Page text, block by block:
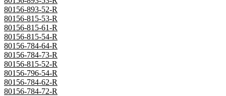
80156-893-52-R
80156-815-53-R
80156-815-61-R
80156-815-54-R
80156-784-64-R
80156-784-73-R
80156-815-52-R
80156-796-54-R
80156-784-62-R
80156-784-72-R